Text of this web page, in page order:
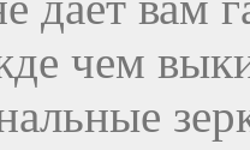
чем